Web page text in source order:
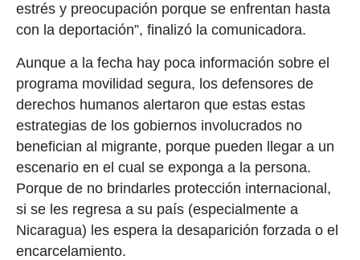
estrés y preocupación porque se enfrentan hasta
con la deportación”, finalizó la comunicadora.
Aunque a la fecha hay poca información sobre el
programa movilidad segura, los defensores de
derechos humanos alertaron que estas estas
estrategias de los gobiernos involucrados no
benefician al migrante, porque pueden llegar a un
escenario en el cual se exponga a la persona.
Porque de no brindarles protección internacional,
si se les regresa a su país (especialmente a
Nicaragua) les espera la desaparición forzada o el
encarcelamiento.